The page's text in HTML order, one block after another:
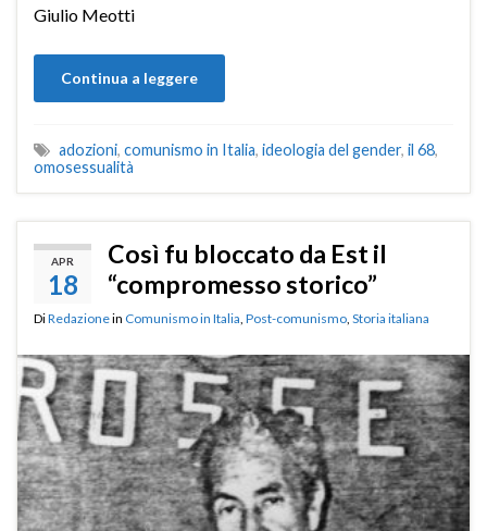
Giulio Meotti
Continua a leggere
adozioni, comunismo in Italia, ideologia del gender, il 68,
omosessualità
APR
18
Così fu bloccato da Est il
“compromesso storico”
DiRedazionein Comunismo in Italia Post-comunismo Storia italiana